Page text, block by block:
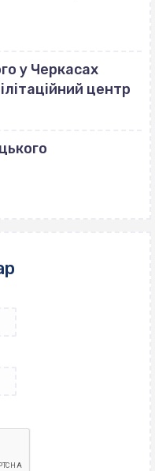
у Черкасах
центр